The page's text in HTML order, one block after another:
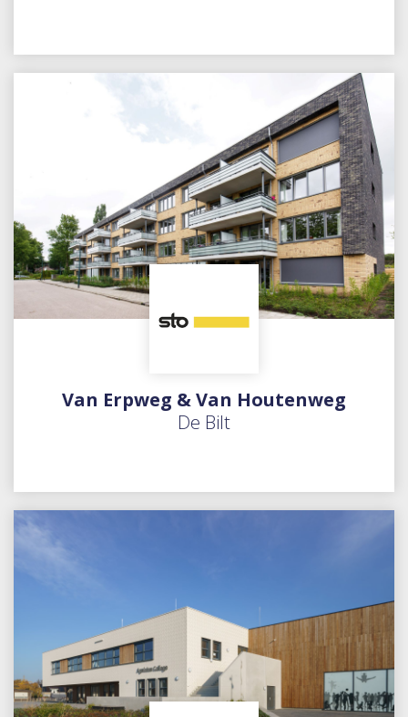
Van Erpweg & Van Houtenweg
De Bilt